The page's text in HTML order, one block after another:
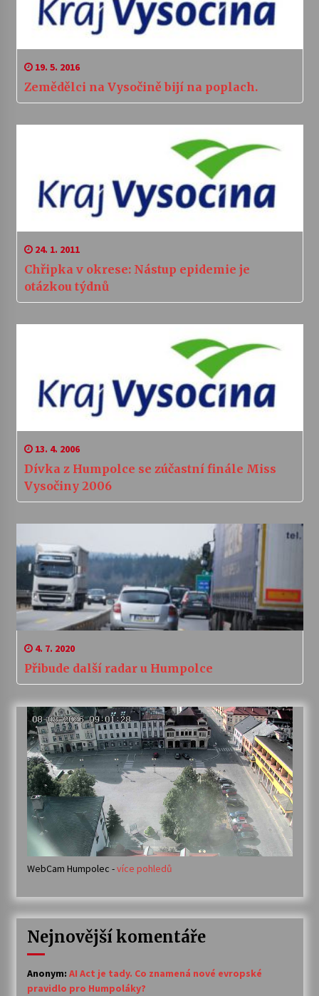
19. 5. 2016
Zemědělci na Vysočině bijí na poplach.
24. 1. 2011
Chřipka v okrese: Nástup epidemie je
otázkou týdnů
13. 4. 2006
Dívka z Humpolce se zúčastní finále Miss
Vysočiny 2006
4. 7. 2020
Přibude další radar u Humpolce
WebCam Humpolec -více pohledů
Nejnovější komentáře
Anonym: AI Act je tady. Co znamená nové evropské
pravidlo pro Humpoláky?